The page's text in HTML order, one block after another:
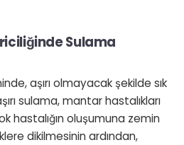
Sulama
aşırı olmayacak şekilde sık
sulama, mantar hastalıkları
hastalığın oluşumuna zemin
dikilmesinin ardından,